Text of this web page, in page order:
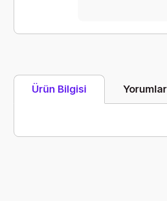
Ürün Bilgisi Yorumlar